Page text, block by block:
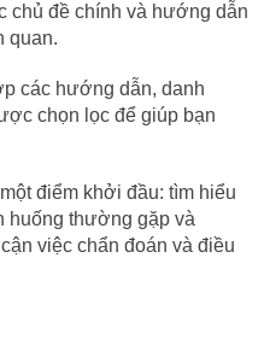
chủ đề chính và hướng dẫn
quan.
các hướng dẫn, danh
chọn lọc để giúp bạn
điểm khởi đầu: tìm hiểu
huống thường gặp và
việc chẩn đoán và điều